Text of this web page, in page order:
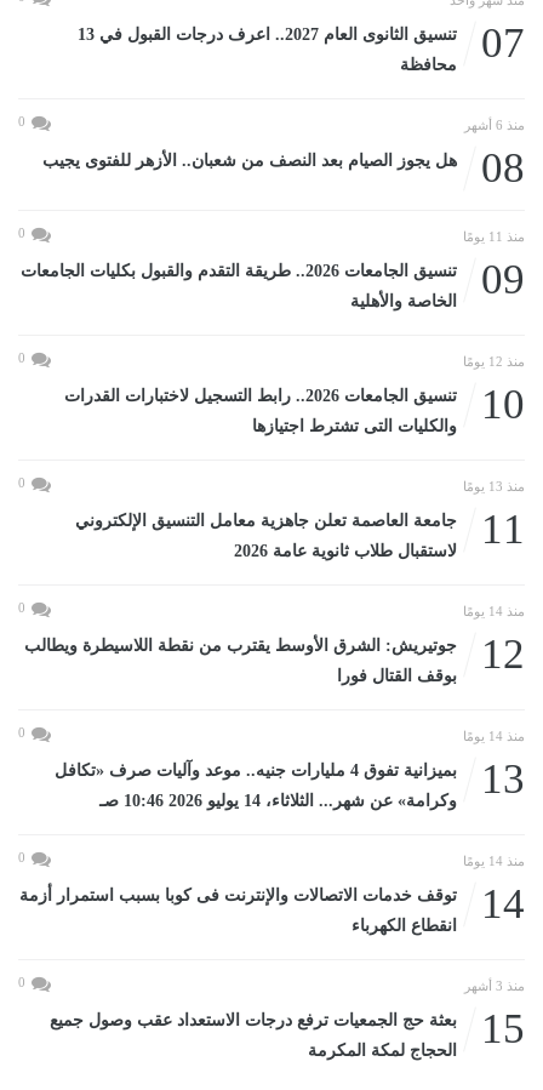
07
تنسيق الثانوى العام 2027.. اعرف درجات القبول في 13
محافظة
منذ 6 أشهر 0
08 هل يجوز الصيام بعد النصف من شعبان.. الأزهر للفتوى يجيب
منذ 11 يومًا 0
09
تنسيق الجامعات 2026.. طريقة التقدم والقبول بكليات الجامعات
الخاصة والأهلية
منذ 12 يومًا 0
10
تنسيق الجامعات 2026.. رابط التسجيل لاختبارات القدرات
والكليات التى تشترط اجتيازها
منذ 13 يومًا 0
11
جامعة العاصمة تعلن جاهزية معامل التنسيق الإلكتروني
لاستقبال طلاب ثانوية عامة 2026
منذ 14 يومًا 0
12
جوتيريش: الشرق الأوسط يقترب من نقطة اللاسيطرة ويطالب
بوقف القتال فورا
منذ 14 يومًا 0
13
بميزانية تفوق 4 مليارات جنيه.. موعد وآليات صرف «تكافل
وكرامة» عن شهر... الثلاثاء، 14 يوليو 2026 10:46 صـ
منذ 14 يومًا 0
14
توقف خدمات الاتصالات والإنترنت فى كوبا بسبب استمرار أزمة
انقطاع الكهرباء
منذ 3 أشهر 0
15
بعثة حج الجمعيات ترفع درجات الاستعداد عقب وصول جميع
الحجاج لمكة المكرمة